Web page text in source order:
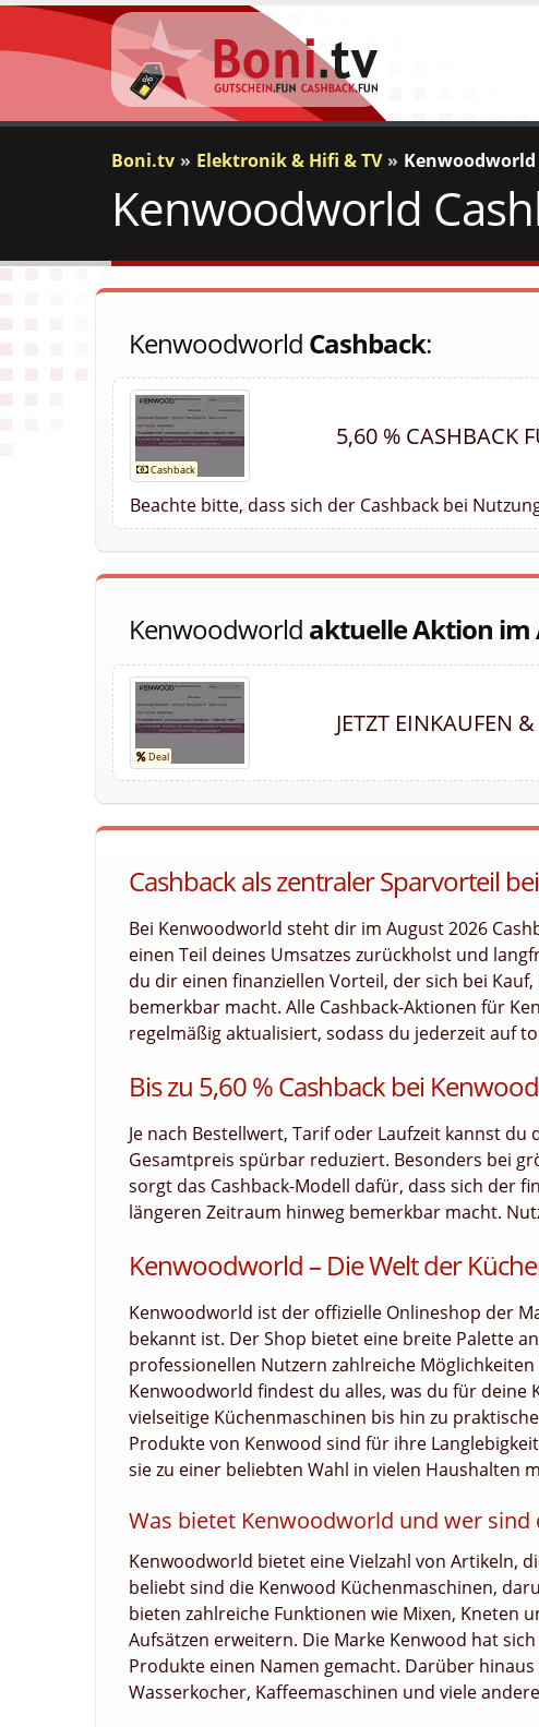
Boni.tv Elektronik & Hifi & TV Kenwoodworld
Kenwoodworld
Kenwoodworld Cashback:
5,60 % CASHBACK
Beachte bitte, dass sich der Cashback bei
Kenwoodworld aktuelle Aktion im
JETZT EINKAUFEN
Cashback als zentraler Sparvorteil
Bei Kenwoodworld steht dir im August 2026
einen Teil deines Umsatzes zurückholst und
du dir einen finanziellen Vorteil, der sich bei
bemerkbar macht. Alle Cashback-Aktionen für
regelmäßig aktualisiert, sodass du jederzeit auf
Bis zu 5,60 % Cashback bei
Je nach Bestellwert, Tarif oder Laufzeit kannst
Gesamtpreis spürbar reduziert. Besonders bei
sorgt das Cashback-Modell dafür, dass sich der
längeren Zeitraum hinweg bemerkbar macht.
Kenwoodworld – Die Welt der
Kenwoodworld ist der offizielle Onlineshop der
bekannt ist. Der Shop bietet eine breite Palette
professionellen Nutzern zahlreiche
Kenwoodworld findest du alles, was du für
vielseitige Küchenmaschinen bis hin zu
Produkte von Kenwood sind für ihre
sie zu einer beliebten Wahl in vielen Haushalten
Was bietet Kenwoodworld und wer sind
Kenwoodworld bietet eine Vielzahl von Artikeln,
beliebt sind die Kenwood Küchenmaschinen,
bieten zahlreiche Funktionen wie Mixen, Kneten
Aufsätzen erweitern. Die Marke Kenwood hat
Produkte einen Namen gemacht. Darüber
Wasserkocher, Kaffeemaschinen und viele